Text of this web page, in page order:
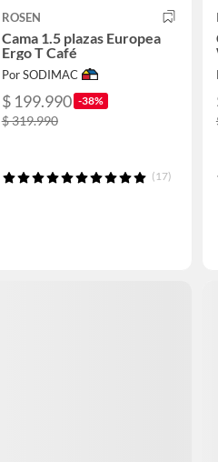
ROSEN
Cama 1.5 plazas Europea
Ergo T Café
Por SODIMAC
$ 199.990 -38%
$ 319.990
(17)